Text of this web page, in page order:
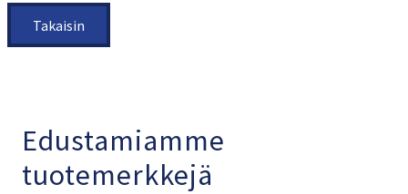
Takaisin
Edustamiamme
tuotemerkkejä